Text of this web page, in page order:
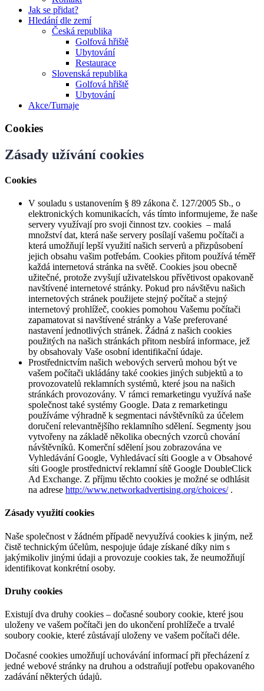
Jak se přidat?
Hledání dle zemí
Česká republika
Golfová hřiště
Ubytování
Restaurace
Slovenská republika
Golfová hřiště
Ubytování
Akce/Turnaje
Cookies
Zásady užívání cookies
Cookies
V souladu s ustanovením § 89 zákona č. 127/2005 Sb., o
elektronických komunikacích, vás tímto informujeme, že naše
servery využívají pro svoji činnost tzv. cookies – malá
množství dat, která naše servery posílají vašemu počítači a
která umožňují lepší využití našich serverů a přizpůsobení
jejich obsahu vašim potřebám. Cookies přitom používá téměř
každá internetová stránka na světě. Cookies jsou obecně
užitečné, protože zvyšují uživatelskou přívětivost opakovaně
navštívené internetové stránky. Pokud pro návštěvu našich
internetových stránek použijete stejný počítač a stejný
internetový prohlížeč, cookies pomohou Vašemu počítači
zapamatovat si navštívené stránky a Vaše preferované
nastavení jednotlivých stránek. Žádná z našich cookies
použitých na našich stránkách přitom nesbírá informace, jež
by obsahovaly Vaše osobní identifikační údaje.
Prostřednictvím našich webových serverů mohou být ve
vašem počítači ukládány také cookies jiných subjektů a to
provozovatelů reklamních systémů, které jsou na našich
stránkách provozovány. V rámci remarketingu využívá naše
společnost také systémy Google. Data z remarketingu
používáme výhradně k segmentaci návštěvníků za účelem
doručení relevantnějšího reklamního sdělení. Segmenty jsou
vytvořeny na základě několika obecných vzorců chování
návštěvníků. Komerční sdělení jsou zobrazována ve
Vyhledávání Google, Vyhledávací síti Google a v Obsahové
síti Google prostřednictví reklamní sítě Google DoubleClick
Ad Exchange. Z příjmu těchto cookies je možné se odhlásit
na adrese http://www.networkadvertising.org/choices/.
Zásady využití cookies
Naše společnost v žádném případě nevyužívá cookies k jiným, než
čistě technickým účelům, nespojuje údaje získané díky nim s
jakýmikoliv jinými údaji a provozuje cookies tak, že neumožňují
identifikovat konkrétní osoby.
Druhy cookies
Existují dva druhy cookies – dočasné soubory cookie, které jsou
uloženy ve vašem počítači jen do ukončení prohlížeče a trvalé
soubory cookie, které zůstávají uloženy ve vašem počítači déle.
Dočasné cookies umožňují uchovávání informací při přecházení z
jedné webové stránky na druhou a odstraňují potřebu opakovaného
zadávání některých údajů.